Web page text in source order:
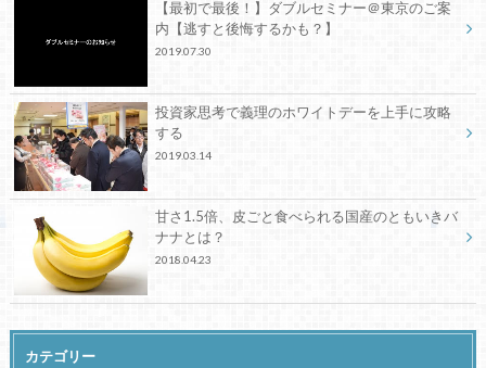
【最初で最後！】ダブルセミナー＠東京のご案
内【逃すと後悔するかも？】
2019.07.30
投資家思考で義理のホワイトデーを上手に攻略
する
2019.03.14
甘さ1.5倍、皮ごと食べられる国産のともいきバ
ナナとは？
2018.04.23
カテゴリー